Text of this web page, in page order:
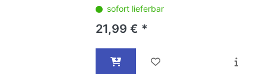
sofort lieferbar
21,99 € *